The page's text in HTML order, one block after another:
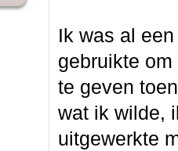
Ik was al
gebruikte
te geven
wat ik wilde,
uitgewerkte